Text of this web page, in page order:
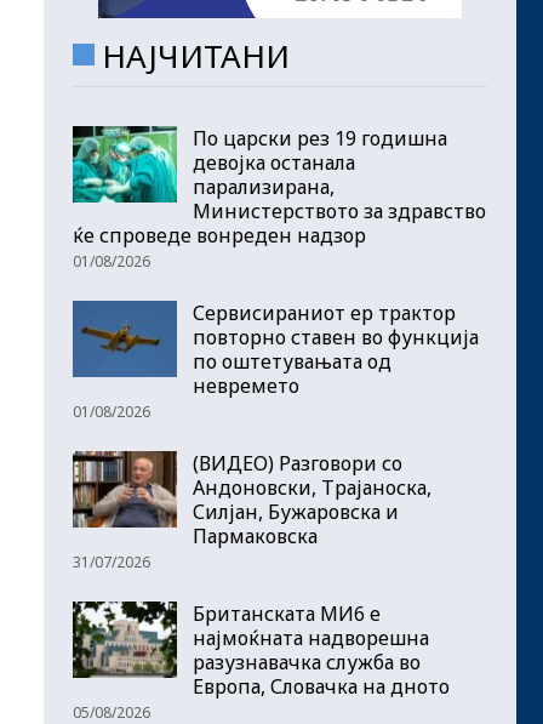
НАЈЧИТАНИ
По царски рез 19 годишна
девојка останала
парализирана,
Министерството за здравство
ќе спроведе вонреден надзор
01/08/2026
Сервисираниот ер трактор
повторно ставен во функција
по оштетувањата од
невремето
01/08/2026
(ВИДЕО) Разговори со
Андоновски, Трајаноска,
Силјан, Бужаровска и
Пармаковска
31/07/2026
Британската МИ6 е
најмоќната надворешна
разузнавачка служба во
Европа, Словачка на дното
05/08/2026